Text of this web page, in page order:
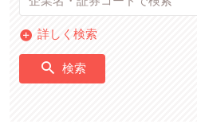
詳しく検索
検索